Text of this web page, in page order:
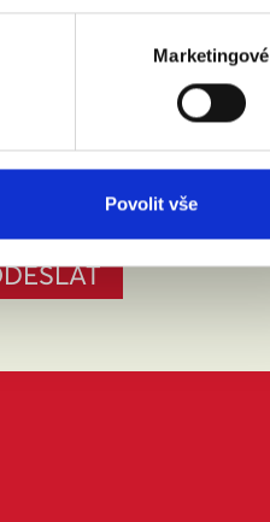
Marketingové
Povolit vše
Sb.Přečíst